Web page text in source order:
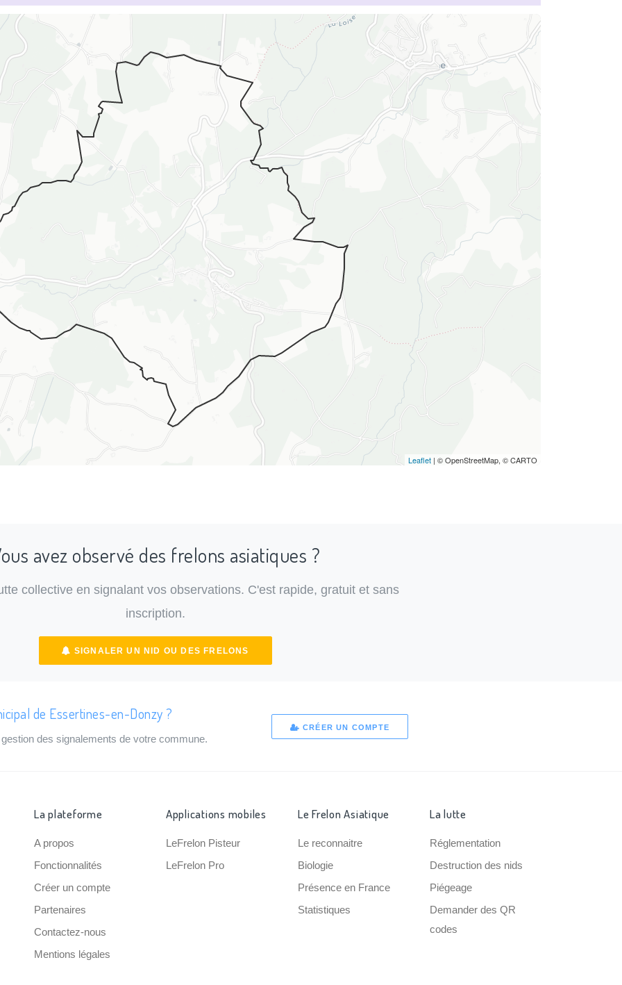
Leaflet | © OpenStreetMap, © CARTO
avez observé des frelons asiatiques ?
collective en signalant vos observations. C'est rapide, gratuit et sans
inscription.
SIGNALER UN NID OU DES FRELONS
de Essertines-en-Donzy ?
des signalements de votre commune.
CRÉER UN COMPTE
La plateforme
A propos
Fonctionnalités
Créer un compte
Partenaires
Contactez-nous
Mentions légales
Applications mobiles
LeFrelon Pisteur
LeFrelon Pro
Le Frelon Asiatique
Le reconnaitre
Biologie
Présence en France
Statistiques
La lutte
Réglementation
Destruction des nids
Piégeage
Demander des QR
codes